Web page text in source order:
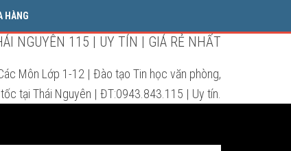
HÀNG
NGUYÊN 115 | UY TÍN | GIÁ RẺ NHẤT
Môn Lớp 1-12 | Đào tạo Tin học văn phòng,
tại Thái Nguyên | ĐT:0943.843.115 | Uy tín.